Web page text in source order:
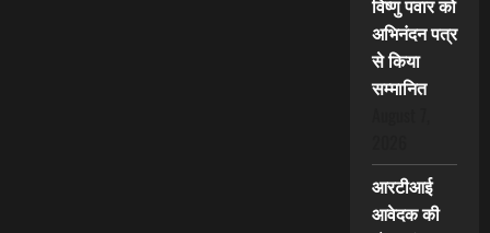
विष्णु पवार को
अभिनंदन पत्र
से किया
सम्मानित
आरटीआई
आवेदक की